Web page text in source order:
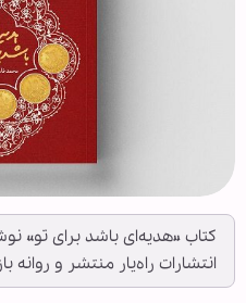
کتاب «هدیه‌ای باشد برای تو»
انتشارات راه‌یار منتشر و روانه